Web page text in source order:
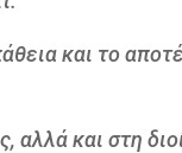
και το
αλλά και στη